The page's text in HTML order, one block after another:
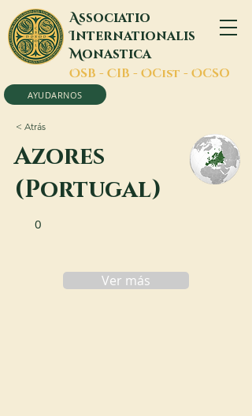
Associatio
Internationalis
Monastica
OSB - CIB - OCist - OCSO
AYUDARNOS
< Atrás
Azores
(Portugal)
0
Ver más